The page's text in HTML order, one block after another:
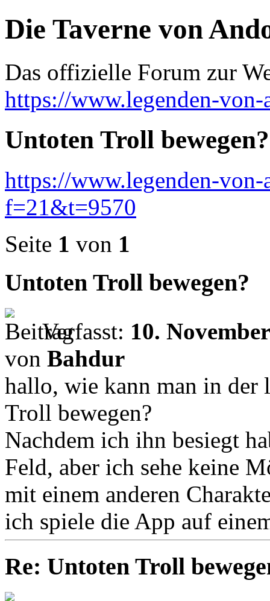
Die Taverne von
Das offizielle Forum zur
https://www.legenden-
Untoten Troll bewegen?
https://www.legenden-
f=21&t=9570
Seite 1 von 1
Untoten Troll bewegen?
Verfasst: 10.
von Bahdur
hallo, wie kann man in der
Troll bewegen?
Nachdem ich ihn besiegt
Feld, aber ich sehe keine
mit einem anderen
ich spiele die App auf
Re: Untoten Troll